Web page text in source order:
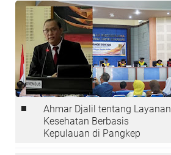
Ahmar Djalil tentang Layanan
Kesehatan Berbasis
Kepulauan di Pangkep